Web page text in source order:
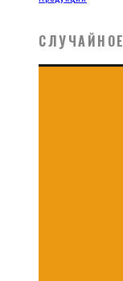
СЛУЧАЙНОЕ